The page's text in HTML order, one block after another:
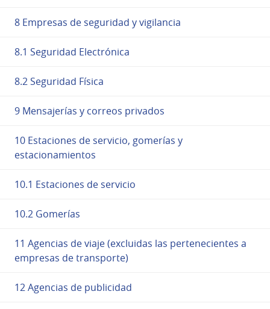
8 Empresas de seguridad y vigilancia
8.1 Seguridad Electrónica
8.2 Seguridad Física
9 Mensajerías y correos privados
10 Estaciones de servicio, gomerías y
estacionamientos
10.1 Estaciones de servicio
10.2 Gomerías
11 Agencias de viaje (excluidas las pertenecientes a
empresas de transporte)
12 Agencias de publicidad